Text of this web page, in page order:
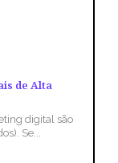
de Alta
digital são
Se...